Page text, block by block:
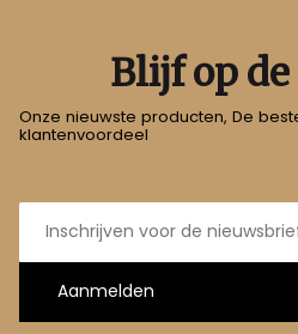
Blijf op
Onze nieuwste producten, De
klantenvoordeel
E-
mailadres
Aanmelden